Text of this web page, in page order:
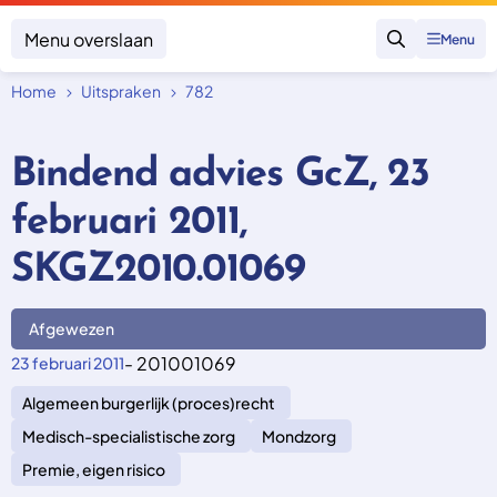
Menu overslaan
Zoeken
Menu
Onderwerpen
Zorgverzekering afsluiten
Vergoeding van zorg
Zorg in het buitenland
Geen zorgverzekering
Focus en impact
Uitspraken
Over SKGZ
Nieuws
Casussen
Vacatures
Home Uitspraken 782
Bindend advies GcZ, 23
februari 2011,
SKGZ2010.01069
Afgewezen
23 februari 2011- 201001069
Algemeen burgerlijk (proces)recht
Medisch-specialistische zorg
Mondzorg
Premie, eigen risico